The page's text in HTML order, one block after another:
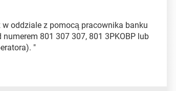
oddziale z pomocą pracownika banku
801 307 307, 801 3PKOBP lub
"